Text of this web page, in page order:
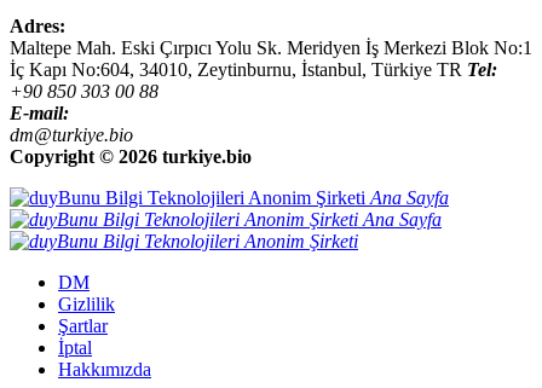
Adres:
Maltepe Mah. Eski Çırpıcı Yolu Sk. Meridyen İş Merkezi Blok No:1
İç Kapı No:604, 34010, Zeytinburnu, İstanbul, Türkiye TR Tel:
+90 850 303 00 88
E-mail:
dm@turkiye.bio
Copyright © 2026 turkiye.bio
Ana Sayfa
Ana Sayfa
DM
Gizlilik
Şartlar
İptal
Hakkımızda